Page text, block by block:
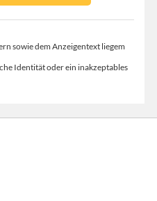
sowie dem Anzeigentext liegem
Identität oder ein inakzeptables